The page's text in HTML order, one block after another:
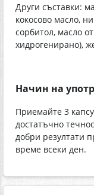
Други съставки:
кокосово масло,
сорбитол, масло
хидрогенирано),
Начин на
Приемайте 3
достатъчно
добри резултати
време всеки ден.